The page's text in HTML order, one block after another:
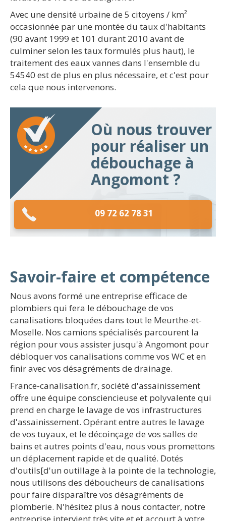
Avec une densité urbaine de 5 citoyens / km²
occasionnée par une montée du taux d'habitants
(90 avant 1999 et 101 durant 2010 avant de
culminer selon les taux formulés plus haut), le
traitement des eaux vannes dans l'ensemble du
54540 est de plus en plus nécessaire, et c'est pour
cela que nous intervenons.
Où nous trouver
pour réaliser un
débouchage à
Angomont ?
09 72 62 78 31
Savoir-faire et compétence
Nous avons formé une entreprise efficace de
plombiers qui fera le débouchage de vos
canalisations bloquées dans tout le Meurthe-et-
Moselle. Nos camions spécialisés parcourent la
région pour vous assister jusqu'à Angomont pour
débloquer vos canalisations comme vos WC et en
finir avec vos désagréments de drainage.
France-canalisation.fr, société d'assainissement
offre une équipe consciencieuse et polyvalente qui
prend en charge le lavage de vos infrastructures
d'assainissement. Opérant entre autres le lavage
de vos tuyaux, et le décoinçage de vos salles de
bains et autres points d'eau, nous vous promettons
un déplacement rapide et de qualité. Dotés
d'outils[d'un outillage à la pointe de la technologie,
nous utilisons des déboucheurs de canalisations
pour faire disparaître vos désagréments de
plomberie. N'hésitez plus à nous contacter, notre